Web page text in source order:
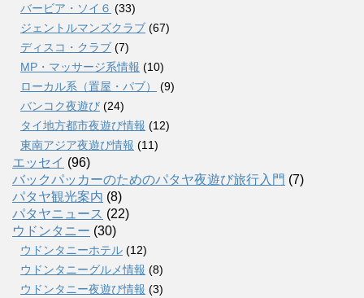
バービア・ソイ６ (33)
ジェントルマンズクラブ (67)
ディスコ・クラブ (7)
MP・マッサージ系情報 (10)
ローカル系（置屋・パブ）
(9)
バンコク夜遊び (24)
タイ地方都市夜遊び情報 (12)
東南アジア夜遊び情報 (11)
エッセイ (96)
バックパッカーのためのパタヤ夜遊び旅行入門 (7)
パタヤ観光案内 (8)
パタヤニュース (22)
ウドンタニー (30)
ウドンタニーホテル (12)
ウドンタニーグルメ情報 (8)
ウドンタニー夜遊び情報 (3)